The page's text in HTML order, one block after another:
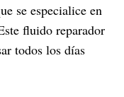
se especialice en
fluido reparador
todos los días